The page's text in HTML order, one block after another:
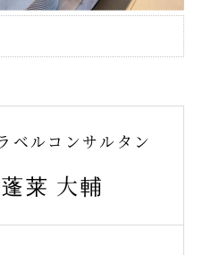
ベルコンサルタン
莱 大輔